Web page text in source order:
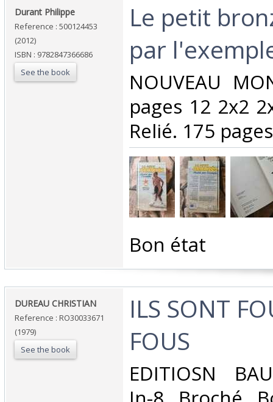
‎Durant Philippe‎
Reference : 500124453
(2012)
ISBN : 9782847366686
See the book
‎Le petit
par
‎NOUVEAU
pages 12 2x2
Relié. 175
‎Bon état‎
‎DUREAU CHRISTIAN‎
Reference : RO30033671
(1979)
See the book
‎ILS SONT
FOUS‎
‎EDITIOSN